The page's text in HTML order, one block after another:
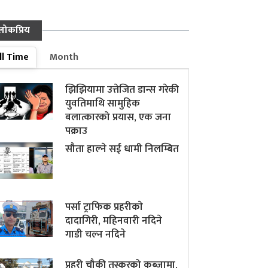
Time
Month
झिझियामा उत्तेजित डान्स गरेकी
युवतिमाथि सामुहिक
बलात्कारको प्रयास, एक जना
पक्राउ
सौता हाल्ने सई धामी निलम्बित
पर्सा ट्राफिक प्रहरीकाे
दादागिरी, महिनवारी नदिने
गाडी चल्न नदिने